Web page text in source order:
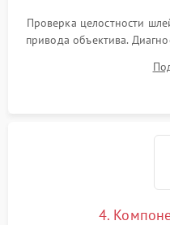
Проверка целостности
привода объектива.
питания и
затвора и блока
4.